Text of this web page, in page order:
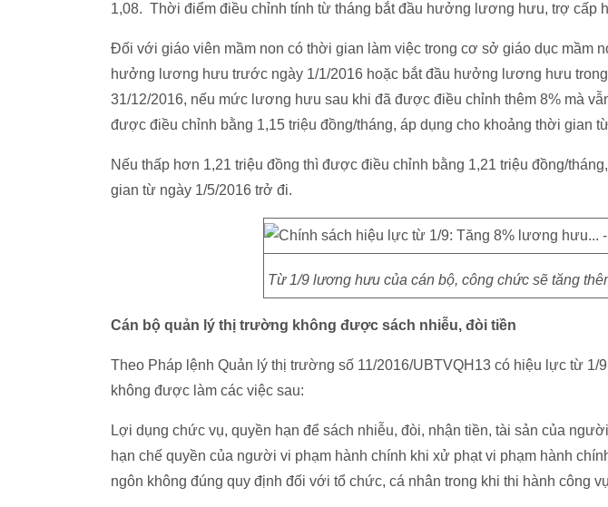
1,08. Thời điểm điều chỉnh tính từ tháng bắt đầu hưởng lương hưu, trợ cấp
Đối với giáo viên mầm non có thời gian làm việc trong cơ sở giáo dục mầm
hưởng lương hưu trước ngày 1/1/2016 hoặc bắt đầu hưởng lương hưu
31/12/2016, nếu mức lương hưu sau khi đã được điều chỉnh thêm 8% mà
được điều chỉnh bằng 1,15 triệu đồng/tháng, áp dụng cho khoảng thời gian
Nếu thấp hơn 1,21 triệu đồng thì được điều chỉnh bằng 1,21 triệu đồng/
gian từ ngày 1/5/2016 trở đi.
Từ 1/9 lương hưu của cán bộ, công chức sẽ tăng
Cán bộ quản lý thị trường không được sách nhiễu, đòi tiền
Theo Pháp lệnh Quản lý thị trường số 11/2016/UBTVQH13 có hiệu lực từ 1/
không được làm các việc sau:
Lợi dụng chức vụ, quyền hạn để sách nhiễu, đòi, nhận tiền, tài sản của
hạn chế quyền của người vi phạm hành chính khi xử phạt vi phạm hành
ngôn không đúng quy định đối với tổ chức, cá nhân trong khi thi hành công